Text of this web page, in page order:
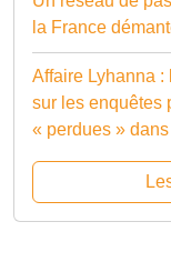
la France
Affaire Lyhanna
sur les enquêtes
« perdues »